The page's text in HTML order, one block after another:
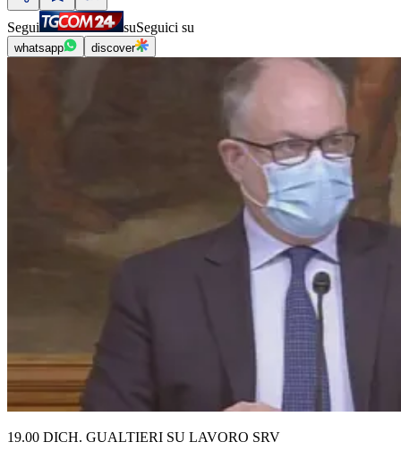
Segui suSeguici su
whatsapp discover
19.00 DICH. GUALTIERI SU LAVORO SRV